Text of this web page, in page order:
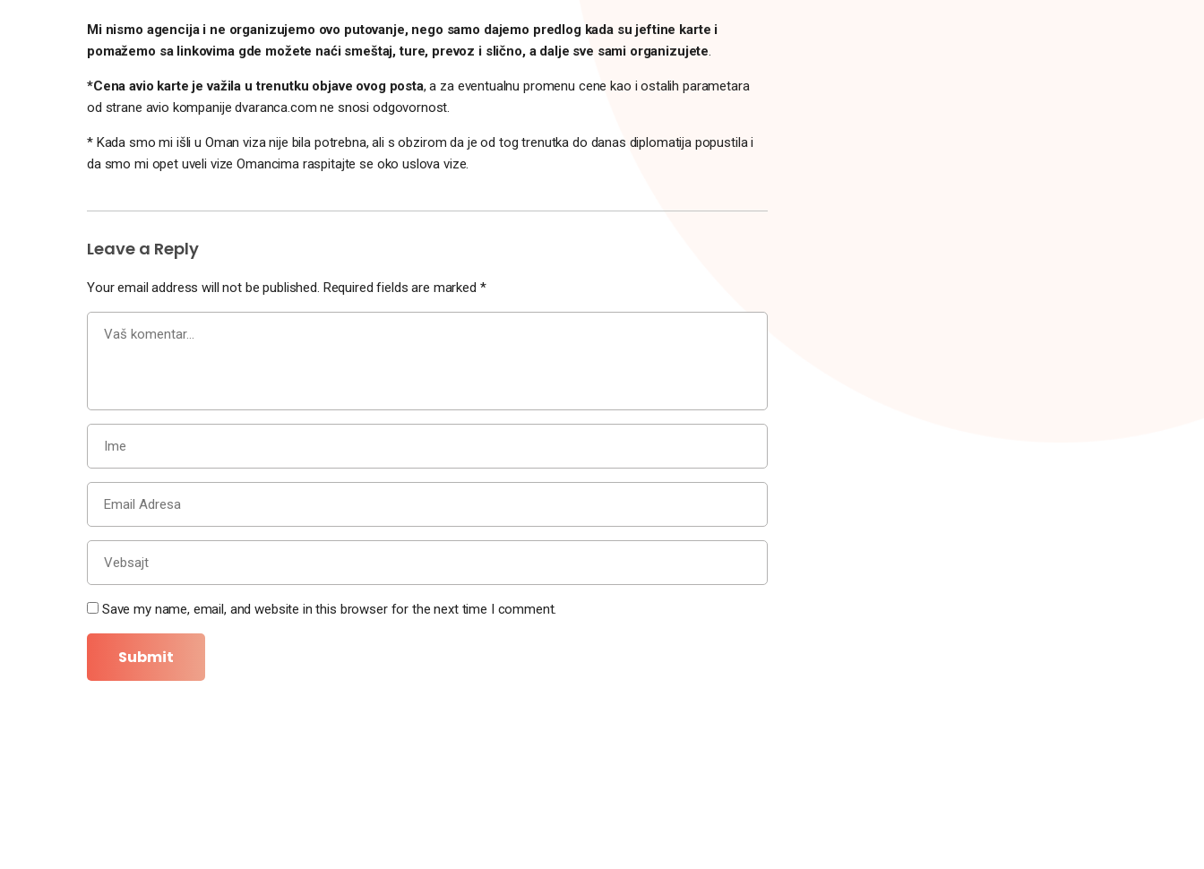
Mi nismo agencija i ne organizujemo ovo putovanje, nego samo dajemo predlog kada su jeftine karte i
pomažemo sa linkovima gde možete naći smeštaj, ture, prevoz i slično, a dalje sve sami organizujete.
*Cena avio karte je važila u trenutku objave ovog posta, a za eventualnu promenu cene kao i ostalih parametara
od strane avio kompanije dvaranca.com ne snosi odgovornost.
* Kada smo mi išli u Oman viza nije bila potrebna, ali s obzirom da je od tog trenutka do danas diplomatija popustila i
da smo mi opet uveli vize Omancima raspitajte se oko uslova vize.
Leave a Reply
Your email address will not be published. Required fields are marked *
Save my name, email, and website in this browser for the next time I comment.